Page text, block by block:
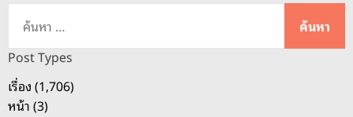
ห
สำ
ห
Post Types
เรื่อง (1,706)
หน้า (3)